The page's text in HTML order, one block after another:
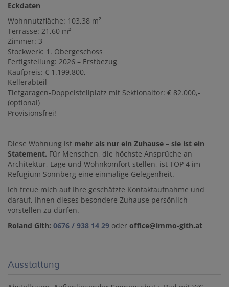
Eckdaten
Wohnnutzfläche: 103,38 m²
Terrasse: 21,60 m²
Zimmer: 3
Stockwerk: 1. Obergeschoss
Fertigstellung: 2026 – Erstbezug
Kaufpreis: € 1.199.800,-
Kellerabteil
Tiefgaragen-Doppelstellplatz mit Sektionaltor: € 82.000,-
(optional)
Provisionsfrei!
Diese Wohnung ist mehr als nur ein Zuhause – sie ist ein
Statement. Für Menschen, die höchste Ansprüche an
Architektur, Lage und Wohnkomfort stellen, ist TOP 4 im
Refugium Sonnberg eine einmalige Gelegenheit.
Ich freue mich auf Ihre geschätzte Kontaktaufnahme und
darauf, Ihnen dieses besondere Zuhause persönlich
vorstellen zu dürfen.
Roland Gith: 0676 / 938 14 29 oder office@immo-gith.at
Ausstattung